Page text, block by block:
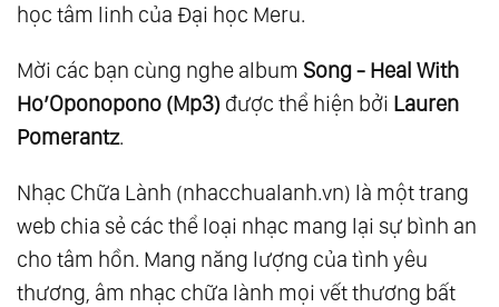
học tâm linh của Đại học Meru.
Mời các bạn cùng nghe album Song - Heal With
Ho’Oponopono (Mp3) được thể hiện bởi Lauren
Pomerantz.
Nhạc Chữa Lành (nhacchualanh.vn) là một trang
web chia sẻ các thể loại nhạc mang lại sự bình an
cho tâm hồn. Mang năng lượng của tình yêu
thương, âm nhạc chữa lành mọi vết thương bất